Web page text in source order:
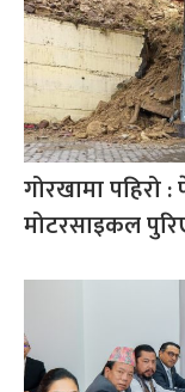
गोरखामा पहिरो :
मोटरसाइकल